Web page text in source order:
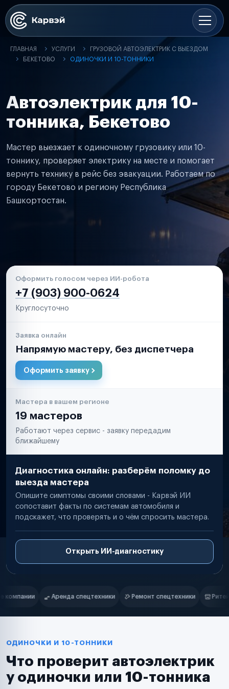
ГЛАВНАЯ УСЛУГИ
ГРУЗОВОЙ АВТОЭЛЕКТРИК С ВЫЕЗДОМ
БЕКЕТОВО
ОДИНОЧКИ И 10-ТОННИКИ
Автоэлектрик для 10-
тонника, Бекетово
Мастер выезжает к одиночному грузовику или 10-
тоннику, проверяет электрику на месте и помогает
вернуть технику в рейс без эвакуации. Работаем по
городу Бекетово и региону Республика
Башкортостан.
Оформить голосом через ИИ-робота
+7 (903) 900-0624
Круглосуточно
Заявка онлайн
Напрямую мастеру, без диспетчера
Оформить заявку
Мастера в вашем регионе
19 мастеров
Работают через сервис - заявку передадим
ближайшему
Диагностика онлайн: разберём поломку до
выезда мастера
Опишите симптомы своими словами - Карвэй ИИ
сопоставит факты по системам автомобиля и
подскажет, что проверять и о чём спросить мастера.
Открыть ИИ-диагностику
Нам доверяют
Ремонт спецтехники Ритейл-сети Управляющие
Маркетплейсы
Таксопарки
Автодилеры
Поставщики запчастей
ОДИНОЧКИ И 10-ТОННИКИ
Что проверит автоэлектрик
у одиночки или 10-тонника